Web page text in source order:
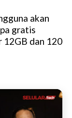
akan
gratis
12GB dan 120